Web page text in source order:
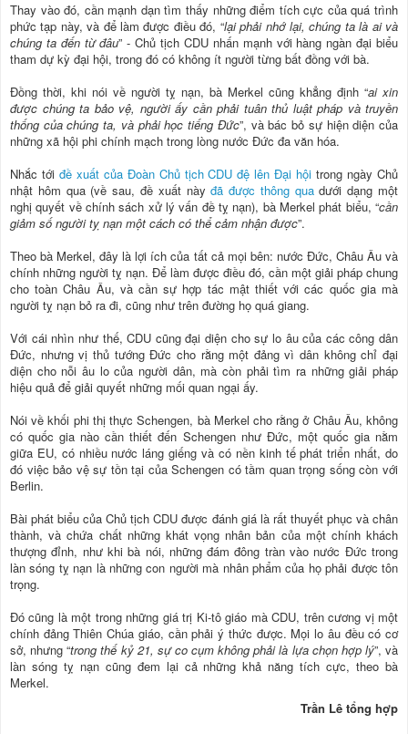
Thay vào đó, cần mạnh dạn tìm thấy những điểm tích cực của quá trình
phức tạp này, và để làm được điều đó, “lại phải nhớ lại, chúng ta là ai và
chúng ta đến từ đâu” - Chủ tịch CDU nhấn mạnh với hàng ngàn đại biểu
tham dự kỳ đại hội, trong đó có không ít người từng bất đồng với bà.
Đồng thời, khi nói về người tỵ nạn, bà Merkel cũng khẳng định “ai xin
được chúng ta bảo vệ, người ấy cần phải tuân thủ luật pháp và truyền
thống của chúng ta, và phải học tiếng Đức”, và bác bỏ sự hiện diện của
những xã hội phi chính mạch trong lòng nước Đức đa văn hóa.
Nhắc tới đề xuất của Đoàn Chủ tịch CDU đệ lên Đại hội trong ngày Chủ
nhật hôm qua (về sau, đề xuất nàyđã được thông quadưới dạng một
nghị quyết về chính sách xử lý vấn đề tỵ nạn), bà Merkel phát biểu, “cần
giảm số người tỵ nạn một cách có thể cảm nhận được”.
Theo bà Merkel, đây là lợi ích của tất cả mọi bên: nước Đức, Châu Âu và
chính những người tỵ nạn. Để làm được điều đó, cần một giải pháp chung
cho toàn Châu Âu, và cần sự hợp tác mật thiết với các quốc gia mà
người tỵ nạn bỏ ra đi, cũng như trên đường họ quá giang.
Với cái nhìn như thế, CDU cũng đại diện cho sự lo âu của các công dân
Đức, nhưng vị thủ tướng Đức cho rằng một đảng vì dân không chỉ đại
diện cho nỗi âu lo của người dân, mà còn phải tìm ra những giải pháp
hiệu quả để giải quyết những mối quan ngại ấy.
Nói về khối phi thị thực Schengen, bà Merkel cho rằng ở Châu Âu, không
có quốc gia nào cần thiết đến Schengen như Đức, một quốc gia nằm
giữa EU, có nhiều nước láng giếng và có nền kinh tế phát triển nhất, do
đó việc bảo vệ sự tồn tại của Schengen có tầm quan trọng sống còn với
Berlin.
Bài phát biểu của Chủ tịch CDU được đánh giá là rất thuyết phục và chân
thành, và chứa chất những khát vọng nhân bản của một chính khách
thượng đỉnh, như khi bà nói, những đám đông tràn vào nước Đức trong
làn sóng tỵ nạn là những con người mà nhân phẩm của họ phải được tôn
trọng.
Đó cũng là một trong những giá trị Ki-tô giáo mà CDU, trên cương vị một
chính đảng Thiên Chúa giáo, cần phải ý thức được. Mọi lo âu đều có cơ
sở, nhưng “trong thế kỷ 21, sự co cụm không phải là lựa chọn hợp lý”, và
làn sóng tỵ nạn cũng đem lại cả những khả năng tích cực, theo bà
Merkel.
Trần Lê tổng hợp